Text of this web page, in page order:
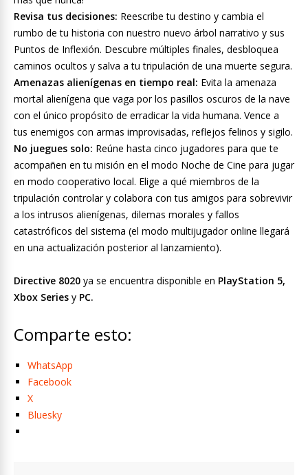
Revisa tus decisiones: Reescribe tu destino y cambia el
rumbo de tu historia con nuestro nuevo árbol narrativo y sus
Puntos de Inflexión. Descubre múltiples finales, desbloquea
caminos ocultos y salva a tu tripulación de una muerte segura.
Amenazas alienígenas en tiempo real: Evita la amenaza
mortal alienígena que vaga por los pasillos oscuros de la nave
con el único propósito de erradicar la vida humana. Vence a
tus enemigos con armas improvisadas, reflejos felinos y sigilo.
No juegues solo: Reúne hasta cinco jugadores para que te
acompañen en tu misión en el modo Noche de Cine para jugar
en modo cooperativo local. Elige a qué miembros de la
tripulación controlar y colabora con tus amigos para sobrevivir
a los intrusos alienígenas, dilemas morales y fallos
catastróficos del sistema (el modo multijugador online llegará
en una actualización posterior al lanzamiento).
Directive 8020 ya se encuentra disponible en PlayStation 5,
Xbox Series y PC.
Comparte esto:
WhatsApp
Facebook
X
Bluesky